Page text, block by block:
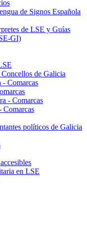
de Signos Española
de LSE y Guías
GI)
de Galicia
- Comarcas
- Comarcas
Comarcas
políticos de Galicia
en LSE